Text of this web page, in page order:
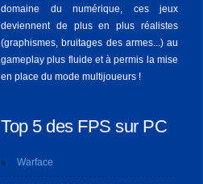
domaine du numérique, ces jeux
deviennent de plus en plus réalistes
(graphismes, bruitages des armes...) au
gameplay plus fluide et à permis la mise
en place du mode multijoueurs !
Top 5 des FPS sur PC
Warface